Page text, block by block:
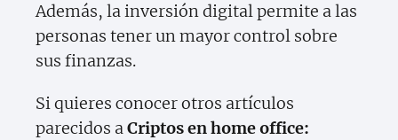
Además, la inversión digital permite a las
personas tener un mayor control sobre
sus finanzas.
Si quieres conocer otros artículos
parecidos aCriptos en home office: